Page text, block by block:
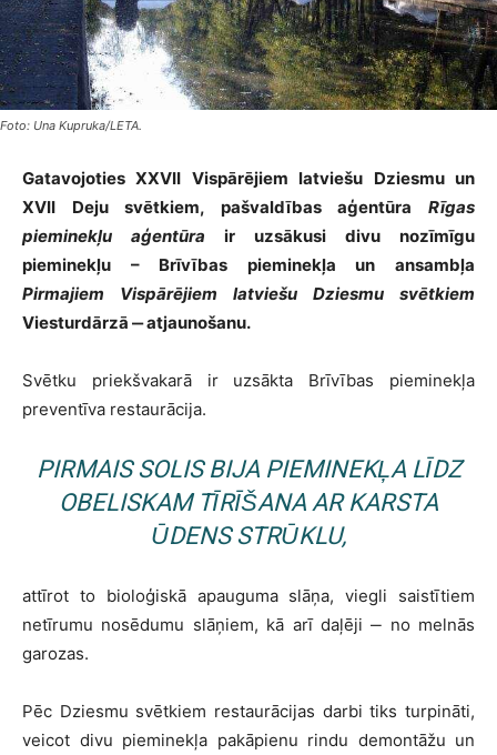
Foto: Una Kupruka/LETA.
Gatavojoties XXVII Vispārējiem latviešu Dziesmu un
XVII Deju svētkiem, pašvaldības aģentūra Rīgas
pieminekļu aģentūra ir uzsākusi divu nozīmīgu
pieminekļu – Brīvības pieminekļa un ansambļa
Pirmajiem Vispārējiem latviešu Dziesmu svētkiem
Viesturdārzā ‒ atjaunošanu.
Svētku priekšvakarā ir uzsākta Brīvības pieminekļa
preventīva restaurācija.
PIRMAIS SOLIS BIJA PIEMINEKĻA LĪDZ
OBELISKAM TĪRĪŠANA AR KARSTA
ŪDENS STRŪKLU,
attīrot to bioloģiskā apauguma slāņa, viegli saistītiem
netīrumu nosēdumu slāņiem, kā arī daļēji ‒ no melnās
garozas.
Pēc Dziesmu svētkiem restaurācijas darbi tiks turpināti,
veicot divu pieminekļa pakāpienu rindu demontāžu un